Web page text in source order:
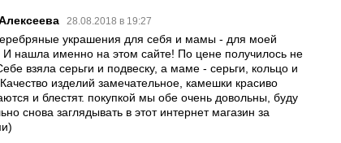
28.08.2018 в 19:27
украшения для себя и мамы - для моей
И нашла именно на этом сайте! По цене получилось не
взяла серьги и подвеску, а маме - серьги, кольцо и
изделий замечательное, камешки красиво
и блестят. покупкой мы обе очень довольны, буду
снова заглядывать в этот интернет магазин за